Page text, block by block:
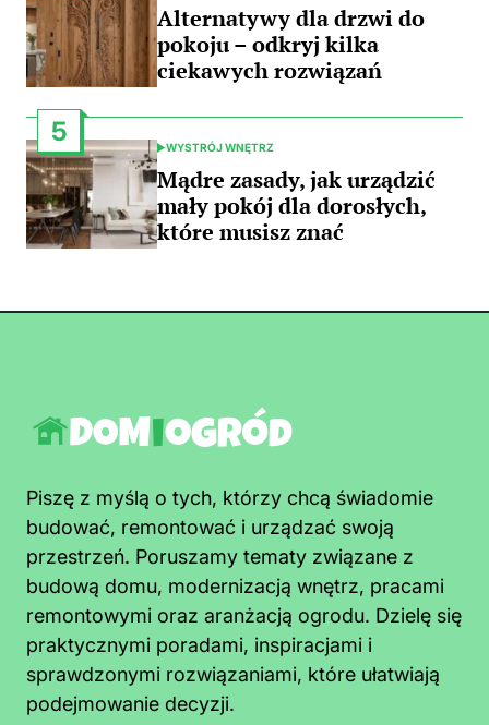
IN
Alternatywy dla drzwi do
pokoju – odkryj kilka
ciekawych rozwiązań
5
POSTED
IN
WYSTRÓJ WNĘTRZ
Mądre zasady, jak urządzić
mały pokój dla dorosłych,
które musisz znać
Piszę z myślą o tych, którzy chcą świadomie
budować, remontować i urządzać swoją
przestrzeń. Poruszamy tematy związane z
budową domu, modernizacją wnętrz, pracami
remontowymi oraz aranżacją ogrodu. Dzielę się
praktycznymi poradami, inspiracjami i
sprawdzonymi rozwiązaniami, które ułatwiają
podejmowanie decyzji.